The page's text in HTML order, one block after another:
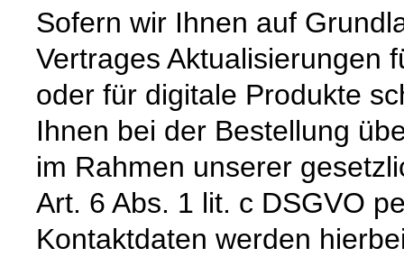
Sofern wir Ihnen auf
Vertrages Aktualisierungen
oder für digitale Produkte
Ihnen bei der Bestellung
im Rahmen unserer
Art. 6 Abs. 1 lit. c DSGVO
Kontaktdaten werden